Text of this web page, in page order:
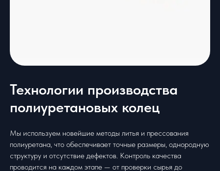
Технологии производства
полиуретановых колец
Мы используем новейшие методы литья и прессования
полиуретана, что обеспечивает точные размеры, однородную
структуру и отсутствие дефектов. Контроль качества
проводится на каждом этапе — от проверки сырья до